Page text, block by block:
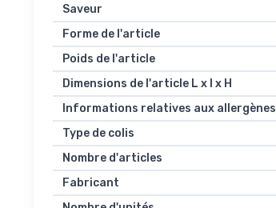
Saveur
Forme de l'article
Poids de l'article
Dimensions de l'article L x l x H
Informations relatives aux allergènes
Type de colis
Nombre d'articles
Fabricant